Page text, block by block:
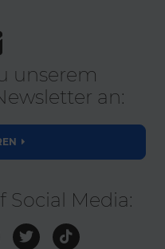
unserem
an:
Social Media: